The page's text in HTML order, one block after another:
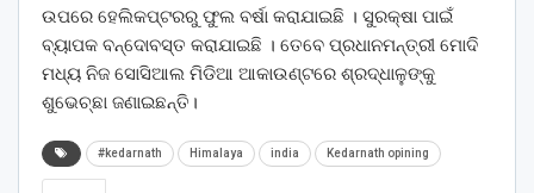
ଉପରେ ହେଲିକପ୍ଟରରୁ ଫୁଲ ବର୍ଷା କରାଯାଇଛି । ସୁରକ୍ଷା ପାଇଁ
ବ୍ୟାପକ ବନ୍ଦୋବସ୍ତ କରାଯାଇଛି । ତେବେ ପ୍ରଧାନମନ୍ତ୍ରୀ ମୋଦି
ମଧ୍ୟ ନିଜ ସୋସିଆଲ ମିଡିଆ ଆକାଉଣ୍ଟରେ ଶ୍ରଦ୍ଧାଳୁଙ୍କୁ
ଶୁଭେଚ୍ଛା ଜଣାଇଛନ୍ତି।
#kedarnath Himalaya india Kedarnath opining